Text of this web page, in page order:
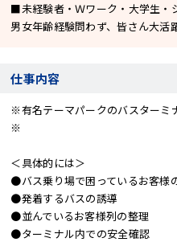
■未経験者・Ｗワーク・大学生・
男女年齢経験問わず、皆さん大
仕事内容
※有名テーマパークのバスターミ
※
＜具体的には＞
●バス乗り場で困っているお客様
●発着するバスの誘導
●並んでいるお客様列の整理
●ターミナル内での安全確認